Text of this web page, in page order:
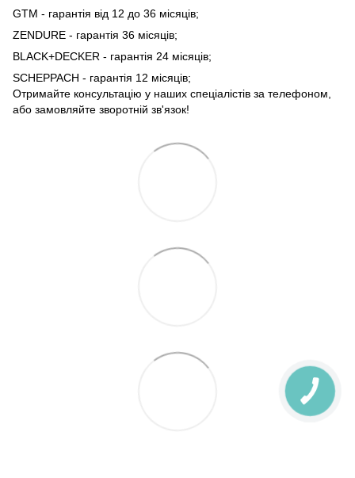
GTM - гарантія від 12 до 36 місяців;
ZENDURE - гарантія 36 місяців;
BLACK+DECKER - гарантія 24 місяців;
SCHEPPACH - гарантія 12 місяців;
Отримайте консультацію у наших спеціалістів за телефоном,
або замовляйте зворотній зв'язок!